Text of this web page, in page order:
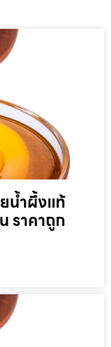
น้ำผึ้งแท้
ราคาถูก